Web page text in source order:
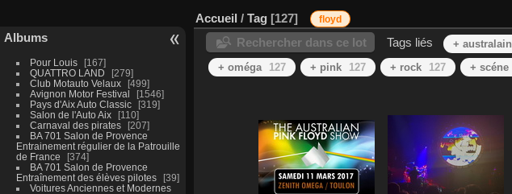
Albums
Pour Louis
167
QUATTRO LAND
279
Club Motauto Velaux
499
Avignon Motor Festival
1546
Pays d'Aix Auto Classic
319
Salon de l'Auto Aix
110
Carnaval des pirates
207
BA 701 Salon de Provence
Entrainement régulier de la Patrouille
de France
374
BA 701 Salon de Provence
Entraînement des élèves pilotes
39
Voitures Anciennes et Modernes
Accueil / Tag 127 floyd
Rechercher dans ce lot Tags liés + australain
+ oméga
127 + pink 127 + rock 127 + scéne